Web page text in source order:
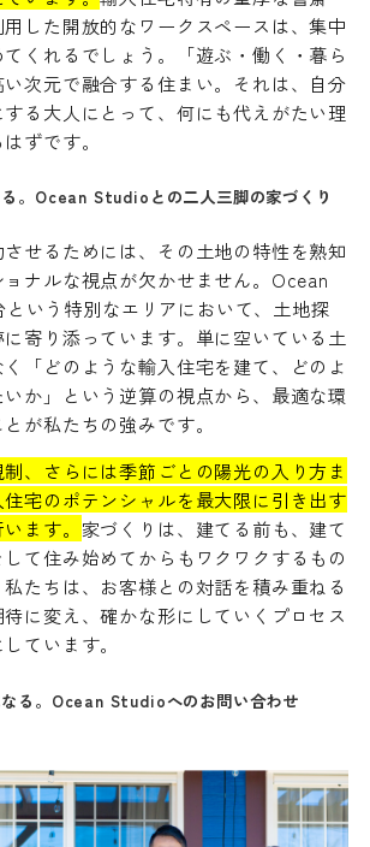
した開放的なワークスペースは、集中
くれるでしょう。「遊ぶ・働く・暮ら
次元で融合する住まい。それは、自分
る大人にとって、何にも代えがたい理
ずです。
。Ocean Studioとの二人三脚の家づくり
せるためには、その土地の特性を熟知
ョナルな視点が欠かせません。Ocean
いう特別なエリアにおいて、土地探
に寄り添っています。単に空いている土
「どのような輸入住宅を建て、どのよ
か」という逆算の視点から、最適な環
が私たちの強みです。
、さらには季節ごとの陽光の入り方ま
宅のポテンシャルを最大限に引き出す
ます。 家づくりは、建てる前も、建て
て住み始めてからもワクワクするもの
たちは、お客様との対話を積み重ねる
に変え、確かな形にしていくプロセス
ています。
る。Ocean Studioへのお問い合わせ